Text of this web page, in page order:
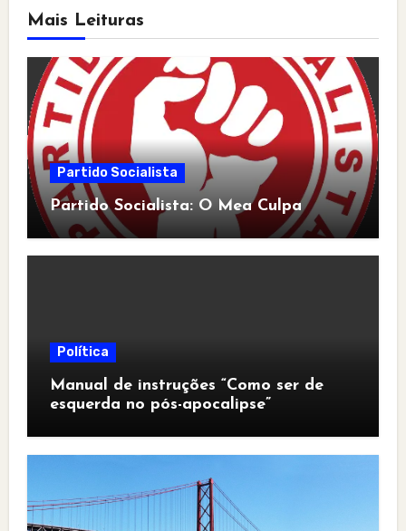
Mais Leituras
Partido Socialista
Partido Socialista: O Mea Culpa
Política
Manual de instruções “Como ser de
esquerda no pós-apocalipse”